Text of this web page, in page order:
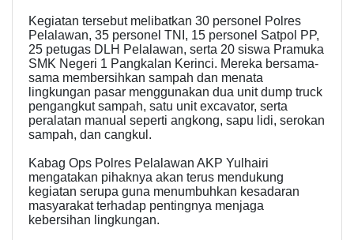
Kegiatan tersebut melibatkan 30 personel Polres
Pelalawan, 35 personel TNI, 15 personel Satpol PP,
25 petugas DLH Pelalawan, serta 20 siswa Pramuka
SMK Negeri 1 Pangkalan Kerinci. Mereka bersama-
sama membersihkan sampah dan menata
lingkungan pasar menggunakan dua unit dump truck
pengangkut sampah, satu unit excavator, serta
peralatan manual seperti angkong, sapu lidi, serokan
sampah, dan cangkul.
Kabag Ops Polres Pelalawan AKP Yulhairi
mengatakan pihaknya akan terus mendukung
kegiatan serupa guna menumbuhkan kesadaran
masyarakat terhadap pentingnya menjaga
kebersihan lingkungan.